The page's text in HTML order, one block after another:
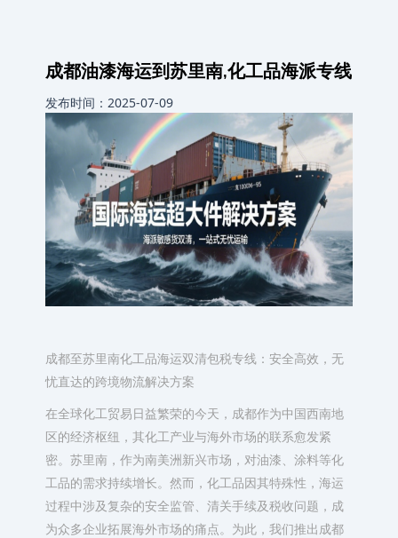
成都油漆海运到苏里南,化工品海派专线
发布时间：2025-07-09
成都至苏里南化工品海运双清包税专线：安全高效，无
忧直达的跨境物流解决方案
在全球化工贸易日益繁荣的今天，成都作为中国西南地
区的经济枢纽，其化工产业与海外市场的联系愈发紧
密。苏里南，作为南美洲新兴市场，对油漆、涂料等化
工品的需求持续增长。然而，化工品因其特殊性，海运
过程中涉及复杂的安全监管、清关手续及税收问题，成
为众多企业拓展海外市场的痛点。为此，我们推出成都